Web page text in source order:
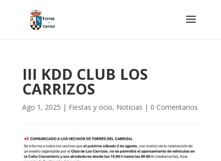
III KDD CLUB LOS
CARRIZOS
Ago 1, 2025 | Fiestas y ocio, Noticias | 0 Comentarios